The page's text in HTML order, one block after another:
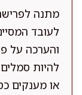
מתנה
לעובד
והערכה על
להיות
או מענקים